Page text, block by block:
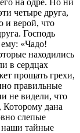
четыре друга,
и верой, что
Господь
ему: «Чадо!
находились
в сердцах
прощать грехи,
правильные
не видели, что
дана
слепые
наши тайные